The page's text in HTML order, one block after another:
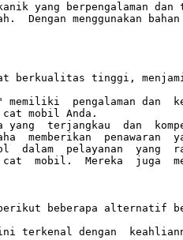
yang berpengalaman
Dengan menggunakan
berkualitas tinggi,
memiliki  pengalaman
mobil Anda.
yang  terjangkau  dan
memberikan
dalam  pelayanan
mobil.  Mereka  juga
beberapa alternatif
terkenal dengan